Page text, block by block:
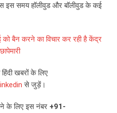
इस समय हॉलीवुड और बॉलीवुड के कई
बैन करने का विचार कर रही है केंद्र
खबरों के लिए
से जुड़ें।
के लिए इस नंबर +91-